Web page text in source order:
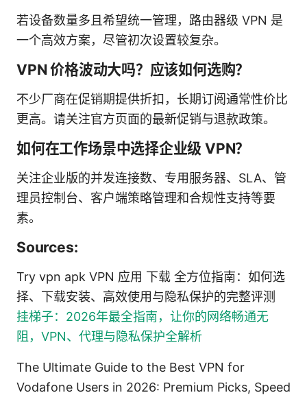
若设备数量多且希望统一管理，路由器级 VPN 是
一个高效方案，尽管初次设置较复杂。
VPN 价格波动大吗？应该如何选购？
不少厂商在促销期提供折扣，长期订阅通常性价比
更高。请关注官方页面的最新促销与退款政策。
如何在工作场景中选择企业级 VPN？
关注企业版的并发连接数、专用服务器、SLA、管
理员控制台、客户端策略管理和合规性支持等要
素。
Sources:
Try vpn apk VPN 应用 下载 全方位指南：如何选
择、下载安装、高效使用与隐私保护的完整评测
挂梯子：2026年最全指南，让你的网络畅通无
阻，VPN、代理与隐私保护全解析
The Ultimate Guide to the Best VPN for
Vodafone Users in 2026: Premium Picks, Speed